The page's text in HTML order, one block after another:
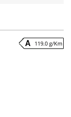
119.0 g/Km